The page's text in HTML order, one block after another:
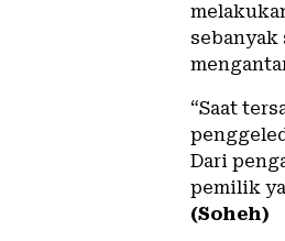
“Saat
Dari
pemilik
(Soheh)